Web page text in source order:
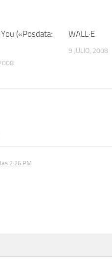
(«Posdata:
WALL·E
9 JULIO, 2008
2:26 PM